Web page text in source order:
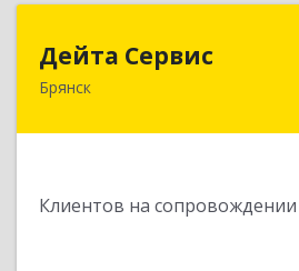
Дейта Сервис
Брянск
Клиентов на сопровождении
241035, Брянская обл,